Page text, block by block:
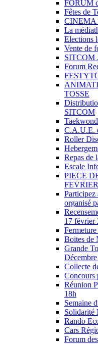
FORUM
Fêtes de
CINEMA
La
Elections
Vente de
SITCOM
Forum
TOSSE
SITCOM
C.A.U.E.
Roller
Repas de
Escale
PIECE
Participez
organisé
17 février
Boites de
Grande
Collecte
Concours
Réunion
18h
Semaine
Solidarité
Rando
Cars
Forum